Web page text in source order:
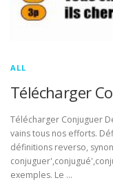
ALL
Télécharger
Télécharger Conjuguer
vains tous nos efforts.
définitions reverso,
exemples. Le …